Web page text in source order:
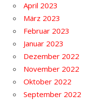
April 2023
März 2023
Februar 2023
Januar 2023
Dezember 2022
November 2022
Oktober 2022
September 2022